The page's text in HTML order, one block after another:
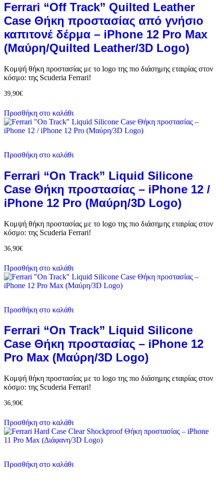
Ferrari “Off Track” Quilted Leather
Case Θήκη προστασίας από γνήσιο
καπιτονέ δέρμα – iPhone 12 Pro Max
(Μαύρη/Quilted Leather/3D Logo)
Κομψή θήκη προστασίας με το logo της πιο διάσημης εταιρίας στον
κόσμο: της Scuderia Ferrari!
39,90€
Προσθήκη στο καλάθι
Προσθήκη στο καλάθι
Ferrari “On Track” Liquid Silicone
Case Θήκη προστασίας – iPhone 12 /
iPhone 12 Pro (Μαύρη/3D Logo)
Κομψή θήκη προστασίας με το logo της πιο διάσημης εταιρίας στον
κόσμο: της Scuderia Ferrari!
36,90€
Προσθήκη στο καλάθι
Προσθήκη στο καλάθι
Ferrari “On Track” Liquid Silicone
Case Θήκη προστασίας – iPhone 12
Pro Max (Μαύρη/3D Logo)
Κομψή θήκη προστασίας με το logo της πιο διάσημης εταιρίας στον
κόσμο: της Scuderia Ferrari!
36,90€
Προσθήκη στο καλάθι
Προσθήκη στο καλάθι